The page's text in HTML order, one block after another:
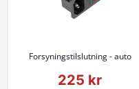
Forsyningstilslutning - auto
225 kr